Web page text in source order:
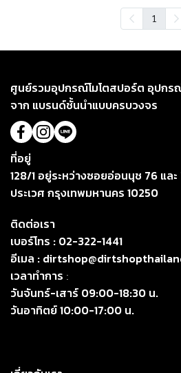
1
ศูนย์รวมอุปกรณ์โมโตสปอร์ต อุปก
จาก แบรนด์ชั้นนำแบบครบวงจร
ที่อยู่
128/1 อยู่ระหว่างซอยอ่อนนุช 76 และ
ประเวศ กรุงเทพมหานคร 10250
ติดต่อเรา
เบอร์โทร : 02-322-1441
อีเมล :
เวลาทำการ :
วันจันทร์-เสาร์ 09:00-18:30 น.
วันอาทิตย์ 10:00-17:00 น.